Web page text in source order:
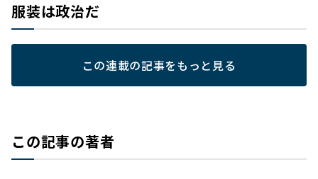
服装は政治だ
この連載の記事をもっと見る
この記事の著者